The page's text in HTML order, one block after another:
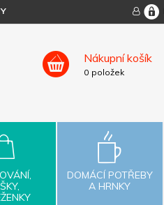
Nákupní košík
0 položek
DOMÁCÍ POTŘEBY
A HRNKY